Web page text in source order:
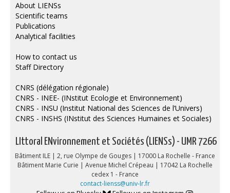
About LIENSs
Scientific teams
Publications
Analytical facilities
How to contact us
Staff Directory
CNRS (délégation régionale)
CNRS - INEE- (INstitut Ecologie et Environnement)
CNRS - INSU (Institut National des Sciences de l’Univers)
CNRS - INSHS (INstitut des Sciences Humaines et Sociales)
LIttoral ENvironnement et Sociétés (LIENSs) - UMR 7266
Bâtiment ILE | 2, rue Olympe de Gouges | 17000 La Rochelle - France
Bâtiment Marie Curie | Avenue Michel Crépeau | 17042 La Rochelle
cedex 1 - France
contact-lienss@univ-lr.fr